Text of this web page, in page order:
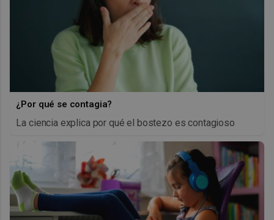
¿Por qué se contagia?
La ciencia explica por qué el bostezo es contagioso